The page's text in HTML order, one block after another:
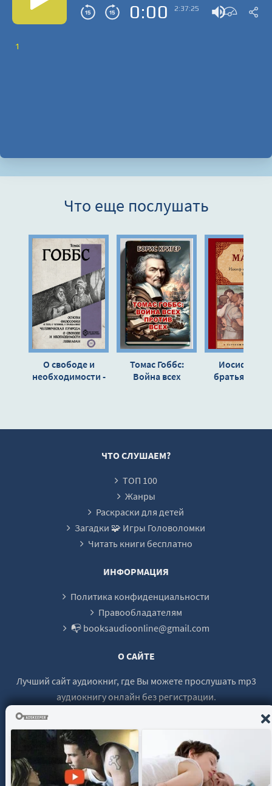
0:00 2:37:25
1
Что еще послушать
О свободе и
необходимости -
Томас Гоббс:
Война всех
Иосиф и его
братья -
ЧТО СЛУШАЕМ?
ТОП 100
Жанры
Раскраски для детей
Загадки 🧩 Игры Головоломки
Читать книги бесплатно
ИНФОРМАЦИЯ
Политика конфиденциальности
Правообладателям
📭 booksaudioonline@gmail.com
О САЙТЕ
Лучший сайт аудиокниг, где Вы можете прослушать mp3
аудиокнигу онлайн без регистрации.
© 2021 - 2026 booksaudio-online.com Все права защищены.